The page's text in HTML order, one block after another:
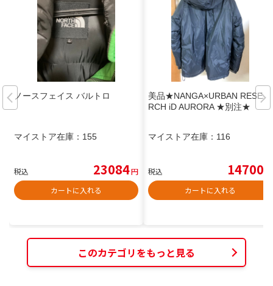
ノースフェイス バルトロ
マイストア在庫： 155
税込 23084円
カートに入れる
美品★NANGA×URBAN RESEA
RCH iD AURORA ★別注★
マイストア在庫： 116
税込 14700
カートに入れる
このカテゴリをもっと見る